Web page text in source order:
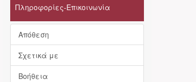
Πληροφορίες-Επικοινωνία
Απόθεση
Σχετικά με
Βοήθεια